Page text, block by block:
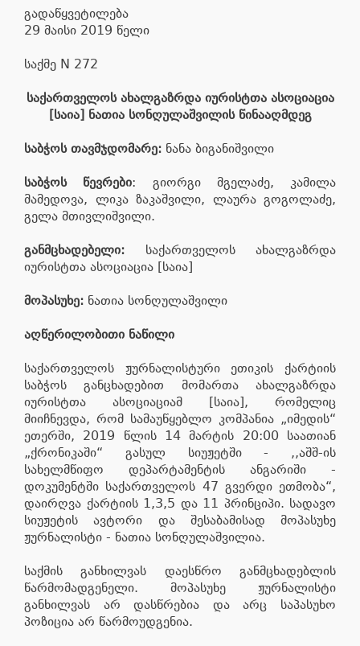
გადაწყვეტილება
29 მაისი 2019 წელი
საქმე N 272
საქართველოს ახალგაზრდა იურისტთა ასოციაცია
[საია] ნათია სონღულაშვილის წინააღმდეგ
საბჭოს თავმჯდომარე: ნანა ბიგანიშვილი
საბჭოს წევრები: გიორგი მგელაძე, კამილა
მამედოვა, ლიკა ზაკაშვილი, ლაურა გოგოლაძე,
გელა მთივლიშვილი.
განმცხადებელი: საქართველოს ახალგაზრდა
იურისტთა ასოციაცია [საია]
მოპასუხე: ნათია სონღულაშვილი
აღწერილობითი ნაწილი
საქართველოს ჟურნალისტური ეთიკის ქარტიის
საბჭოს განცხადებით მომართა ახალგაზრდა
იურისტთა ასოციაციამ [საია], რომელიც
მიიჩნევდა, რომ სამაუწყებლო კომპანია „იმედის“
ეთერში, 2019 წლის 14 მარტის 20:00 საათიან
„ქრონიკაში“ გასულ სიუჟეტში - ,,აშშ-ის
სახელმწიფო დეპარტამენტის ანგარიში -
დოკუმენტში საქართველოს 47 გვერდი ეთმობა“,
დაირღვა ქარტიის 1,3,5 და 11 პრინციპი. სადავო
სიუჟეტის ავტორი და შესაბამისად მოპასუხე
ჟურნალისტი - ნათია სონღულაშვილია.
საქმის განხილვას დაესწრო განმცხადებლის
წარმომადგენელი. მოპასუხე ჟურნალისტი
განხილვას არ დასწრებია და არც საპასუხო
პოზიცია არ წარმოუდგენია.